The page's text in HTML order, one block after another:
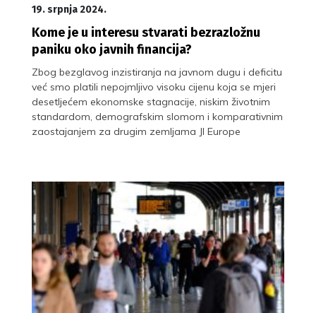
19. srpnja 2024.
Kome je u interesu stvarati bezrazložnu
paniku oko javnih financija?
Zbog bezglavog inzistiranja na javnom dugu i deficitu
već smo platili nepojmljivo visoku cijenu koja se mjeri
desetljećem ekonomske stagnacije, niskim životnim
standardom, demografskim slomom i komparativnim
zaostajanjem za drugim zemljama JI Europe